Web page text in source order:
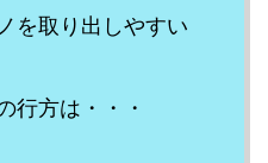
を取り出しやすい
行方は・・・